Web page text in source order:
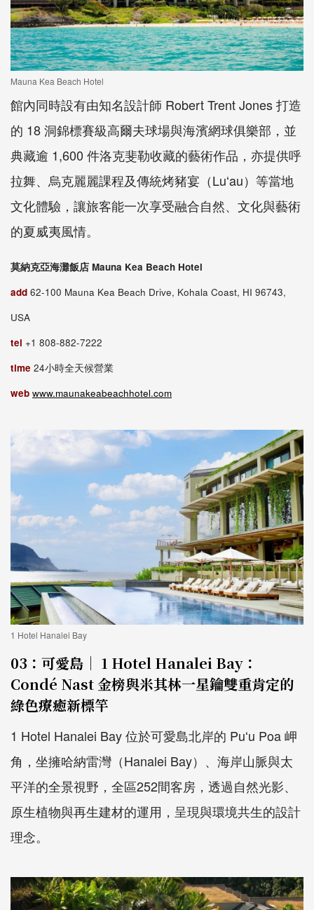
Mauna Kea Beach Hotel
館內同時設有由知名設計師 Robert Trent Jones 打造
的 18 洞錦標賽級高爾夫球場與海濱網球俱樂部，並
典藏逾 1,600 件洛克斐勒收藏的藝術作品，亦提供呼
拉舞、烏克麗麗課程及傳統烤豬宴（Luʻau）等當地
文化體驗，讓旅客能一次享受融合自然、文化與藝術
的夏威夷風情。
莫納克亞海灘飯店 Mauna Kea Beach Hotel
add 62-100 Mauna Kea Beach Drive, Kohala Coast, HI 96743,
USA
tel +1 808-882-7222
time 24小時全天候營業
web www.maunakeabeachhotel.com
1 Hotel Hanalei Bay
03：可愛島｜ 1 Hotel Hanalei Bay：
Condé Nast 金榜與米其林一星鑰雙重肯定的
綠色療癒新標竿
1 Hotel Hanalei Bay 位於可愛島北岸的 Puʻu Poa 岬
角，坐擁哈納雷灣（Hanalei Bay）、海岸山脈與太
平洋的全景視野，全區252間客房，透過自然光影、
原生植物與再生建材的運用，呈現與環境共生的設計
理念。